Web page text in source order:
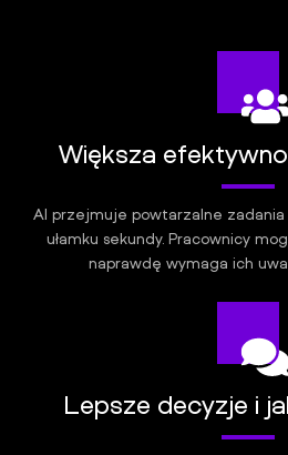
Większa
AI przejmuje powtarzalne
ułamku sekundy. Pracownicy
naprawdę wymaga ich
Lepsze decyzje i